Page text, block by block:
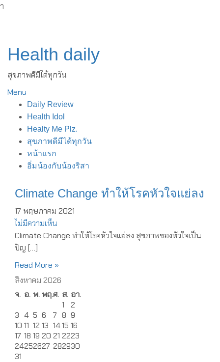
ำ
Health daily
สุขภาพดีมีได้ทุกวัน
Menu
Daily Review
Health Idol
Healty Me Plz.
สุขภาพดีมีได้ทุกวัน
หน้าแรก
อิ่มน้องกับน้องริสา
Climate Change ทำให้โรคหัวใจแย่ลง
17 พฤษภาคม 2021
ไม่มีความเห็น
Climate Change ทำให้โรคหัวใจแย่ลง สุขภาพของหัวใจเป็น
ปัญ […]
Read More »
สิงหาคม 2026
จ. อ. พ.พฤ.ศ. ส. อา.
1
2
3 4 5 6 7 8 9
10 11 12 13 1415 16
17 18 19 20 21 2223
24252627 282930
31